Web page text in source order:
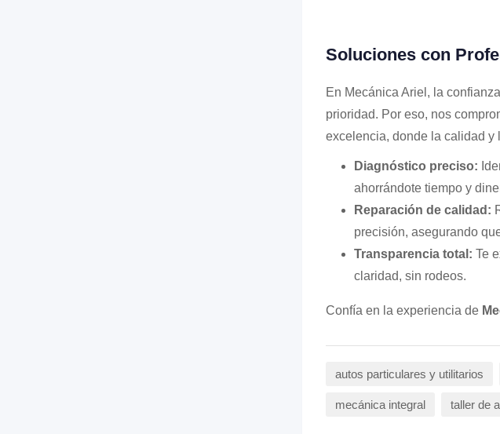
Soluciones con
En Mecánica Ariel, la
prioridad. Por eso, nos
excelencia, donde la calidad y
Diagnóstico preciso:
ahorrándote tiempo y
Reparación de calidad:
precisión, asegurando
Transparencia total: Te
claridad, sin rodeos.
Confía en la experiencia de
autos particulares y utilitarios
mecánica integral taller de